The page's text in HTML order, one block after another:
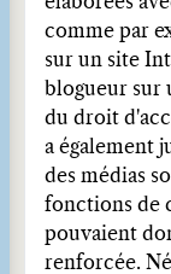
comme par
sur un site
blogueur sur
du droit
a également
des médias
fonctions de
pouvaient
renforcée.